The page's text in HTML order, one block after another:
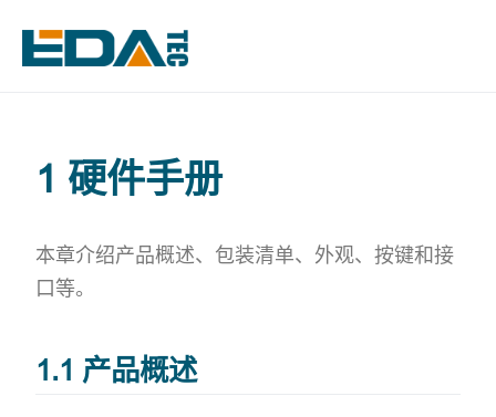
1 硬件手册
本章介绍产品概述、包装清单、外观、按键和接
口等。
1.1 产品概述